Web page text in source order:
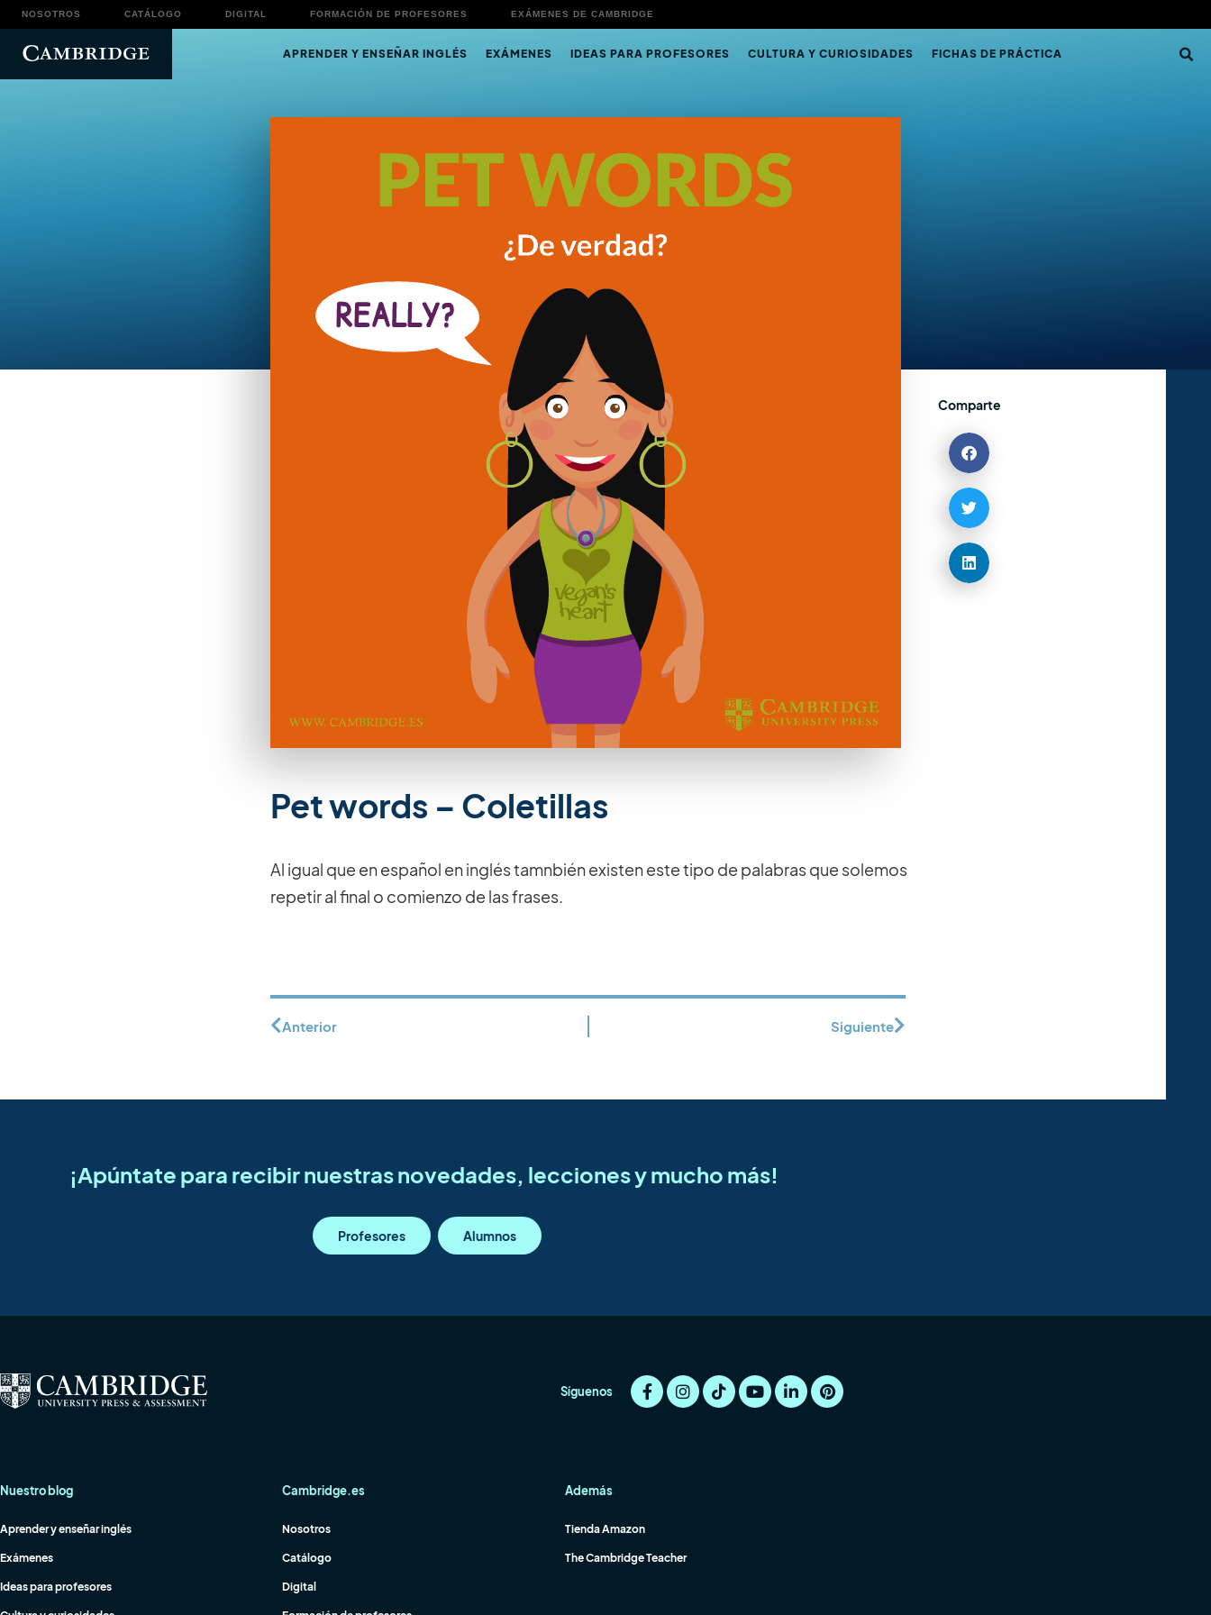
NOSOTROS CATÁLOGO DIGITAL FORMACIÓN DE PROFESORES EXÁMENES DE CAMBRIDGE
APRENDER Y ENSEÑAR INGLÉS EXÁMENES IDEAS PARA PROFESORES CULTURA Y CURIOSIDADES FICHAS DE PRÁCTICA
Pet words – Coletillas
Al igual que en español en inglés tamnbién existen este tipo de palabras que solemos
repetir al final o comienzo de las frases.
Comparte
Anterior Siguiente
¡Apúntate para recibir nuestras novedades, lecciones y mucho más!
Profesores Alumnos
Síguenos
Nuestro blog
Aprender y enseñar inglés
Exámenes
Ideas para profesores
Cambridge.es
Nosotros
Catálogo
Digital
Además
Tienda Amazon
The Cambridge Teacher